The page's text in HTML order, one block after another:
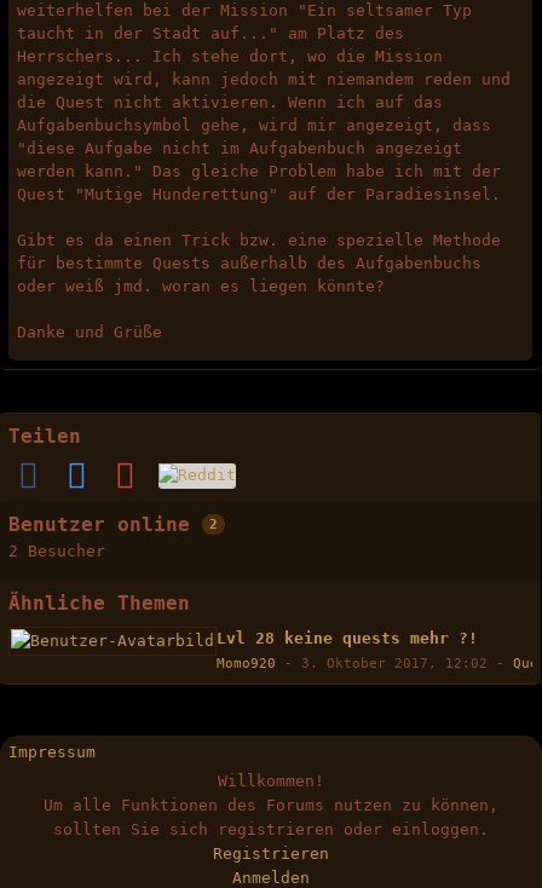
weiterhelfen bei der Mission "Ein seltsamer Typ
taucht in der Stadt auf..." am Platz des
Herrschers... Ich stehe dort, wo die Mission
angezeigt wird, kann jedoch mit niemandem reden und
die Quest nicht aktivieren. Wenn ich auf das
Aufgabenbuchsymbol gehe, wird mir angezeigt, dass
"diese Aufgabe nicht im Aufgabenbuch angezeigt
werden kann." Das gleiche Problem habe ich mit der
Quest "Mutige Hunderettung" auf der Paradiesinsel.
Gibt es da einen Trick bzw. eine spezielle Methode
für bestimmte Quests außerhalb des Aufgabenbuchs
oder weiß jmd. woran es liegen könnte?
Danke und Grüße
Teilen
Benutzer online 2
2 Besucher
Ähnliche Themen
Lvl 28 keine quests mehr ?!
Momo920 - 3. Oktober 2017, 12:02 -
Impressum
Willkommen!
Um alle Funktionen des Forums nutzen zu können,
sollten Sie sich registrieren oder einloggen.
Registrieren
Anmelden